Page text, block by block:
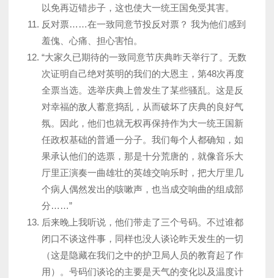
以免再迈错步子，这也使大一统王国免受其害。
反对票……在一致同意节投反对票？ 我为他们感到
羞傀、心痛、担心害怕。
“大家久已期待的一致同意节庆典昨天举行了。无数
次证明自己绝对英明的我们的大恩主，第48次再度
全票当选。选举庆典上曾发生了某些骚乱。这是反
对幸福的敌人蓄意捣乱，从而破坏了庆典的良好气
氛。因此，他们也就无权再保持作为大一统王国新
任政权基础的普通一分子。我们每个人都确知，如
果承认他们的选票，那是十分荒唐的，就像音乐大
厅里正演奏一曲雄壮的英雄交响乐时，把大厅里几
个病人偶然发出的咳嗽声，也当成交响曲的组成部
分……”
后来晚上我听说，他们带走了三个号码。不过谁都
闭口不谈这件事，同样也没人谈论昨天发生的一切
（这是隐藏在我们之中的护卫局人员的教育起了作
用）。号码们谈论的主要是天气的变化以及温度计